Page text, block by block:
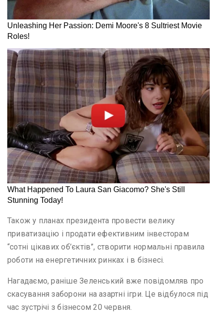
Також у планах президента провести велику
приватизацію і продати ефективним інвесторам
“сотні цікавих об’єктів”, створити нормальні правила
роботи на енергетичних ринках і в бізнесі.
Нагадаємо, раніше Зеленський вже повідомляв про
скасування заборони на азартні ігри. Це відбулося під
час зустрічі з бізнесом 20 червня.